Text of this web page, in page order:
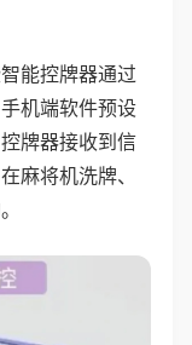
能控牌器通过
机端软件预设
牌器接收到信
麻将机洗牌、